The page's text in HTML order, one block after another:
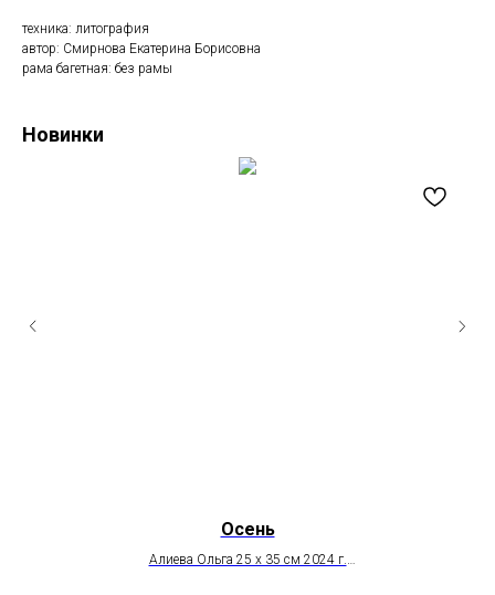
техника: литография
автор: Смирнова Екатерина Борисовна
рама багетная: без рамы
Новинки
Осень
Алиева Ольга 25 х 35 см 2024 г.